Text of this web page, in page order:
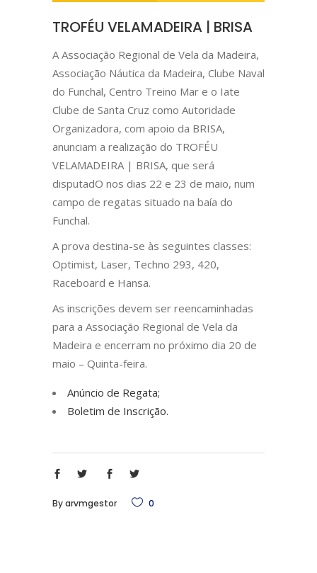
TROFÉU VELAMADEIRA | BRISA
A Associação Regional de Vela da Madeira,
Associação Náutica da Madeira, Clube Naval
do Funchal, Centro Treino Mar e o Iate
Clube de Santa Cruz como Autoridade
Organizadora, com apoio da BRISA,
anunciam a realização do TROFÉU
VELAMADEIRA | BRISA, que será
disputadO nos dias 22 e 23 de maio, num
campo de regatas situado na baía do
Funchal.
A prova destina-se às seguintes classes:
Optimist, Laser, Techno 293, 420,
Raceboard e Hansa.
As inscrições devem ser reencaminhadas
para a Associação Regional de Vela da
Madeira e encerram no próximo dia 20 de
maio – Quinta-feira.
Anúncio de Regata;
Boletim de Inscrição.
Byarvmgestor 0